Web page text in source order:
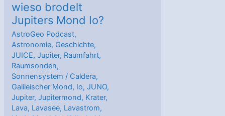
wieso brodelt
Jupiters Mond Io?
AstroGeo Podcast,
Astronomie, Geschichte,
JUICE,Jupiter, Raumfahrt,
Raumsonden,
Sonnensystem / Caldera,
Galileischer Mond, Io,JUNO,
Jupiter,Jupitermond, Krater,
Lava, Lavasee, Lavastrom,